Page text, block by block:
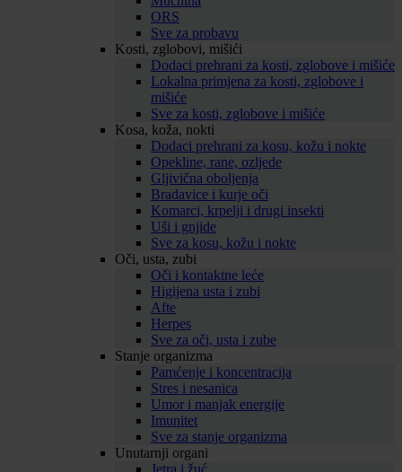
ORS
Sve za probavu
Kosti, zglobovi, mišići
Dodaci prehrani za kosti, zglobove i mišiće
Lokalna primjena za kosti, zglobove i
mišiće
Sve za kosti, zglobove i mišiće
Kosa, koža, nokti
Dodaci prehrani za kosu, kožu i nokte
Opekline, rane, ozljede
Gljivična oboljenja
Bradavice i kurje oči
Komarci, krpelji i drugi insekti
Uši i gnjide
Sve za kosu, kožu i nokte
Oči, usta, zubi
Oči i kontaktne leće
Higijena usta i zubi
Afte
Herpes
Sve za oči, usta i zube
Stanje organizma
Pamćenje i koncentracija
Stres i nesanica
Umor i manjak energije
Imunitet
Sve za stanje organizma
Unutarnji organi
Jetra i žuć